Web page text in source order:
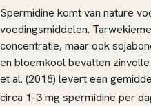
Spermidine komt van nature
voedingsmiddelen.
concentratie, maar ook
en bloemkool bevatten
et al. (2018) levert een
circa 1-3 mg spermidine per